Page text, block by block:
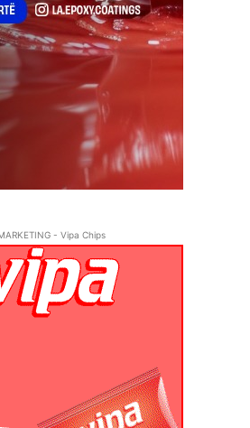
- Vipa Chips